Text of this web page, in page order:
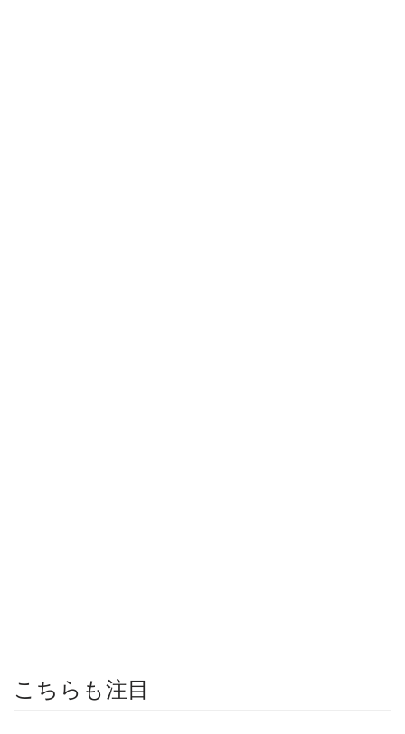
こちらも注目